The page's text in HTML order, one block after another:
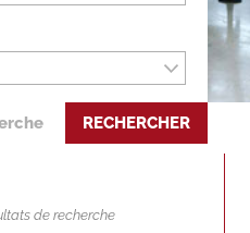
RECHERCHER
de recherche